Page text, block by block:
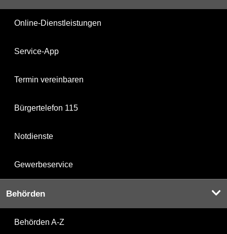
Online-Dienstleistungen
Service-App
Termin vereinbaren
Bürgertelefon 115
Notdienste
Gewerbeservice
Behörden
Behörden A-Z